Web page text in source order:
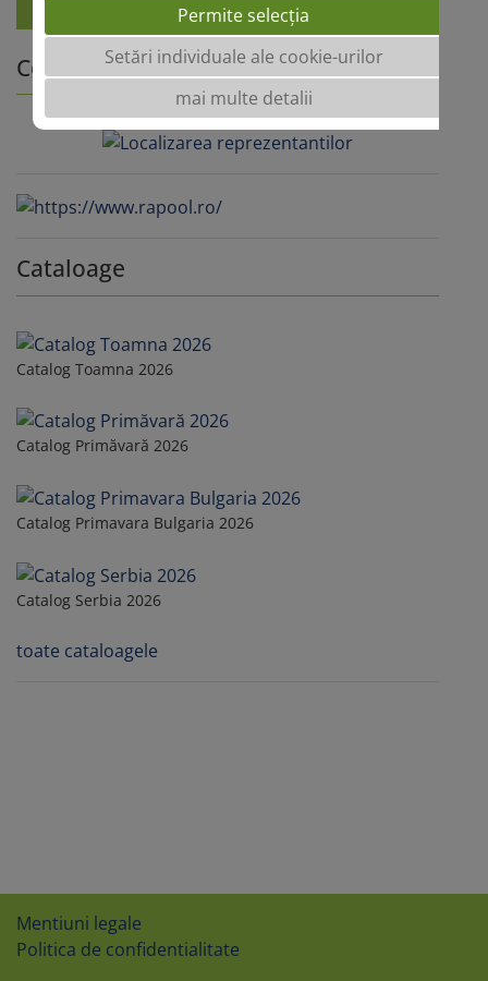
Contacte
Cataloage
Catalog Toamna 2026
Catalog Primăvară 2026
Catalog Primavara Bulgaria 2026
Catalog Serbia 2026
toate cataloagele
Permite selecția
Setări individuale ale cookie-urilor
mai multe detalii
Mentiuni legale
Politica de confidentialitate